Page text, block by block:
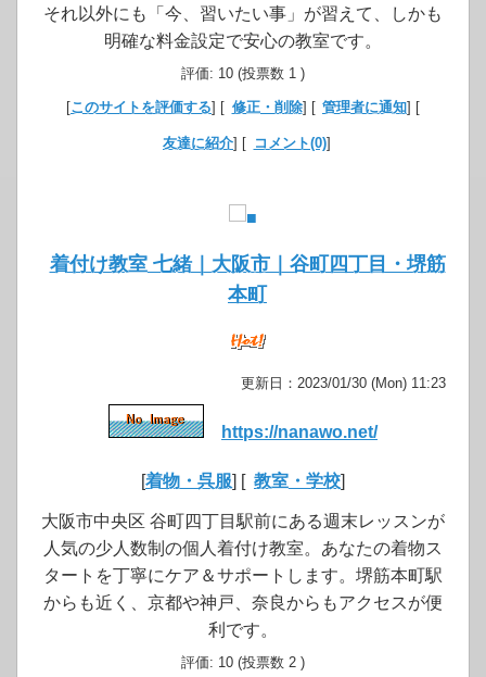
それ以外にも「今、習いたい事」が習えて、しかも
明確な料金設定で安心の教室です。
評価: 10 (投票数 1 )
[このサイトを評価する] [ 修正・削除] [ 管理者に通知] [
友達に紹介] [ コメント(0)]
着付け教室 七緒｜大阪市｜谷町四丁目・堺筋
本町
更新日：2023/01/30 (Mon) 11:23
https://nanawo.net/
[着物・呉服] [ 教室・学校]
大阪市中央区 谷町四丁目駅前にある週末レッスンが
人気の少人数制の個人着付け教室。あなたの着物ス
タートを丁寧にケア＆サポートします。堺筋本町駅
からも近く、京都や神戸、奈良からもアクセスが便
利です。
評価: 10 (投票数 2 )